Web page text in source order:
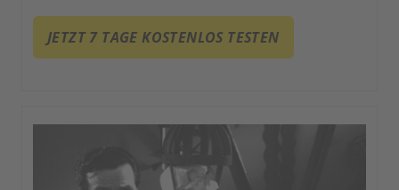
JETZT 7 TAGE KOSTENLOS TESTEN